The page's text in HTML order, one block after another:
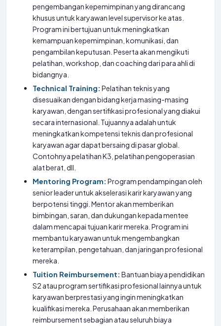
pengembangan kepemimpinan yang dirancang
khusus untuk karyawan level supervisor ke atas.
Program ini bertujuan untuk meningkatkan
kemampuan kepemimpinan, komunikasi, dan
pengambilan keputusan. Peserta akan mengikuti
pelatihan, workshop, dan coaching dari para ahli di
bidangnya.
Technical Training: Pelatihan teknis yang
disesuaikan dengan bidang kerja masing-masing
karyawan, dengan sertifikasi profesional yang diakui
secara internasional. Tujuannya adalah untuk
meningkatkan kompetensi teknis dan profesional
karyawan agar dapat bersaing di pasar global.
Contohnya pelatihan K3, pelatihan pengoperasian
alat berat, dll.
Mentoring Program: Program pendampingan oleh
senior leader untuk akselerasi karir karyawan yang
berpotensi tinggi. Mentor akan memberikan
bimbingan, saran, dan dukungan kepada mentee
dalam mencapai tujuan karir mereka. Program ini
membantu karyawan untuk mengembangkan
keterampilan, pengetahuan, dan jaringan profesional
mereka.
Tuition Reimbursement: Bantuan biaya pendidikan
S2 atau program sertifikasi profesional lainnya untuk
karyawan berprestasi yang ingin meningkatkan
kualifikasi mereka. Perusahaan akan memberikan
reimbursement sebagian atau seluruh biaya